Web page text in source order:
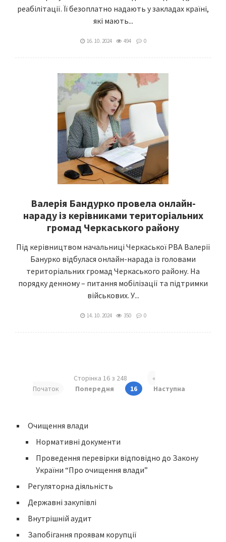
реабілітації. Її безоплатно надають у закладах країні,
які мають...
16. 10. 2024 494 0
Валерія Бандурко провела онлайн-
нараду із керівниками територіальних
громад Черкаського району
Під керівництвом начальниці Черкаської РВА Валерії
Банурко відбулася онлайн-нарада із головами
територіальних громад Черкаського району. На
порядку денному – питання мобілізації та підтримки
військових. У...
14. 10. 2024 350 0
Сторінка 16 з 248
«
Початок
Попередня 16 Наступна
Очищення влади
Нормативні документи
Проведення перевірки відповідно до Закону
України “Про очищення влади”
Регуляторна діяльність
Державні закупівлі
Внутрішній аудит
Запобігання проявам корупції